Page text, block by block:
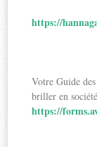
https://
Votre Guide
briller en
https://